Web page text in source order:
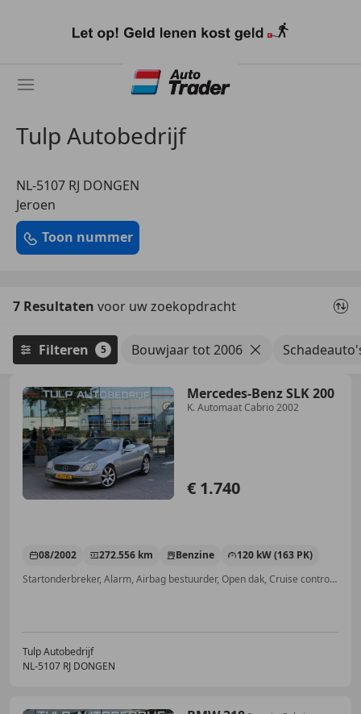
naar
Tulp Autobedrijf
NL-5107 RJ DONGEN
Jeroen
Toon nummer
7 Resultaten voor uw zoekopdracht
Filteren 5 Bouwjaar tot 2006
Mercedes-Benz SLK 200
K. Automaat Cabrio 2002
€ 1.740
08/2002 272.556 km Benzine
120 kW (163 PK)
Startonderbreker, Alarm, Airbag bestuurder, Open dak, Cruise control, Wind deflector, Armsteun, Centrale deurvergrendeling met afstandsbediening
Tulp Autobedrijf
NL-5107 RJ DONGEN